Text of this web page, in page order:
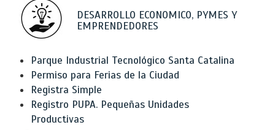
DESARROLLO ECONOMICO, PYMES Y
EMPRENDEDORES
Parque Industrial Tecnológico Santa Catalina
Permiso para Ferias de la Ciudad
Registra Simple
Registro PUPA. Pequeñas Unidades
Productivas